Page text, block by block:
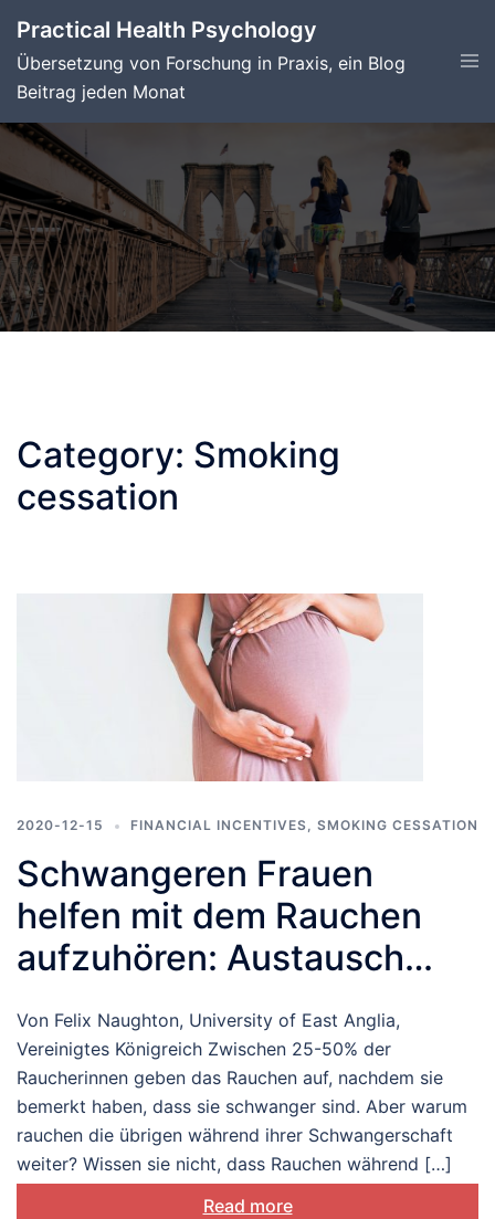
content
Practical Health Psychology
Übersetzung von Forschung in Praxis, ein Blog
Beitrag jeden Monat
Category: Smoking
cessation
2020-12-15 FINANCIAL INCENTIVES, SMOKING CESSATION
Schwangeren Frauen
helfen mit dem Rauchen
aufzuhören: Austausch
Grossbritannien
Von Felix Naughton, University of East Anglia,
Vereinigtes Königreich Zwischen 25-50% der
Raucherinnen geben das Rauchen auf, nachdem sie
bemerkt haben, dass sie schwanger sind. Aber warum
rauchen die übrigen während ihrer Schwangerschaft
weiter? Wissen sie nicht, dass Rauchen während […]
Read more